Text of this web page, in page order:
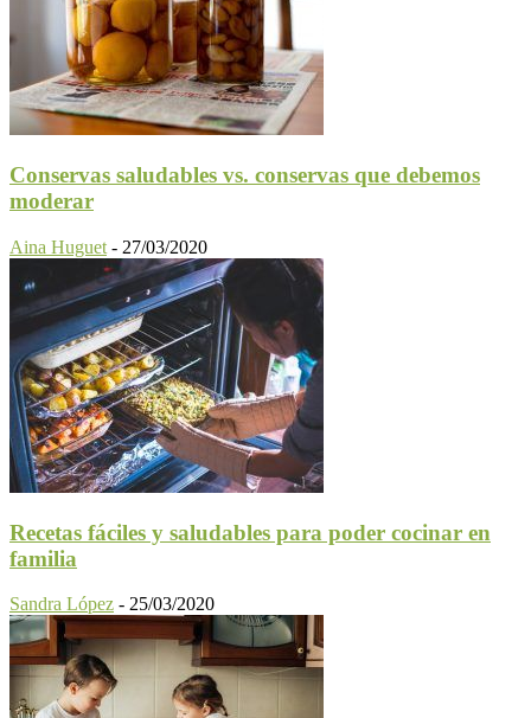
Conservas saludables vs. conservas que debemos
moderar
Aina Huguet - 27/03/2020
Recetas fáciles y saludables para poder cocinar en
familia
Sandra López - 25/03/2020